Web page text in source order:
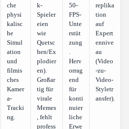
che
physi
kalisc
he
Simul
ation
und
filmis
ches
Kamer
a-
Tracki
ng.
k-
Spieler
eien
wie
Quetsc
hen/Ex
plodier
en).
Großar
tig für
virale
Memes
, fehlt
profess
50-
FPS-
Unte
rstüt
zung
.
Herv
orrag
end
für
konti
nuier
liche
Erwe
replika
tion
auf
Expert
ennive
au
(Video
-zu-
Video-
Styletr
ansfer).